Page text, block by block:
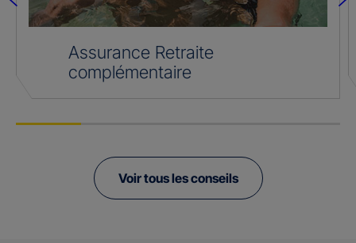
Assurance Retraite
complémentaire
Voir tous les conseils